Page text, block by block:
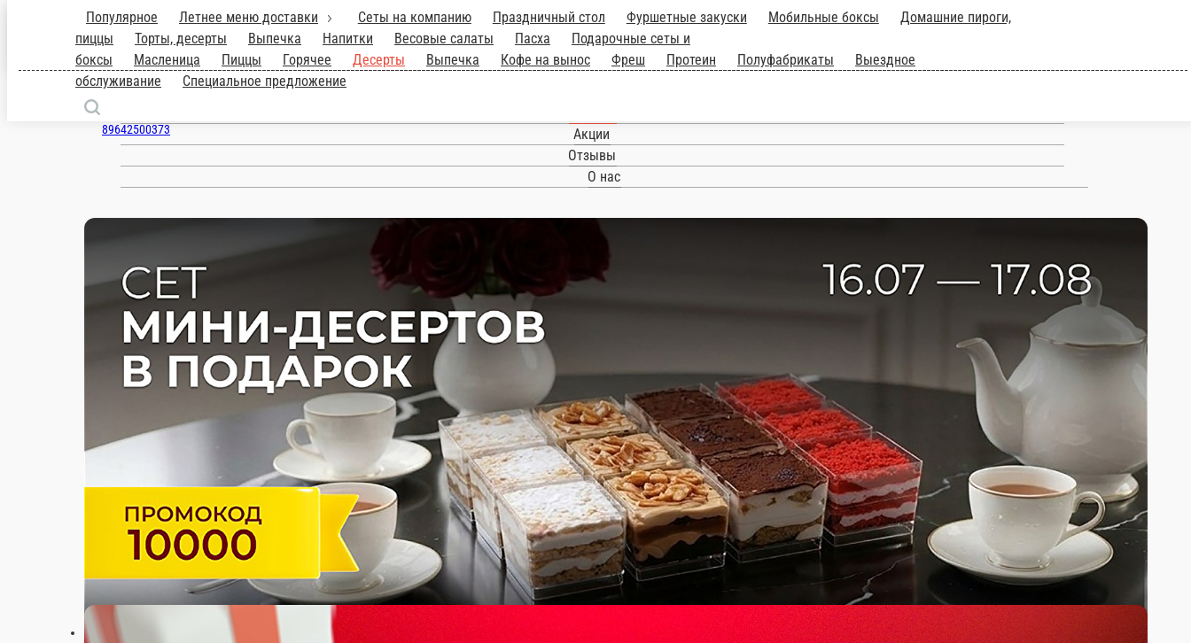
ru
Настройки
89642500373
Акции
Отзывы
О нас
Популярное Летнее меню доставки Сеты на компанию Праздничный стол Фуршетные закуски Мобильные боксы
Домашние пироги,
пиццы
Торты, десерты Выпечка Напитки Весовые салаты Пасха
Подарочные сеты и
боксы
Масленица Пиццы Горячее Десерты Выпечка Кофе на вынос Фреш Протеин Полуфабрикаты
Выездное
обслуживание
Специальное предложение